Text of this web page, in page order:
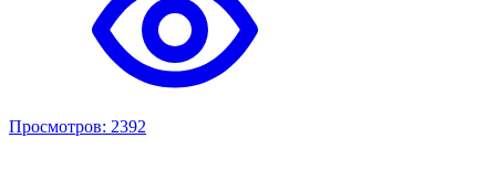
Просмотров: 2392